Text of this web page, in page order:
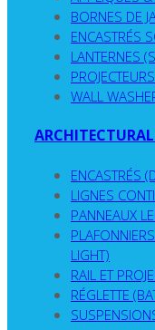
BORNES DE
ENCASTRÉS
LANTERNES
WALL
ENCASTRÉS
LIGNES
PANNEAUX
LIGHT)
RAIL ET
RÉGLETTE